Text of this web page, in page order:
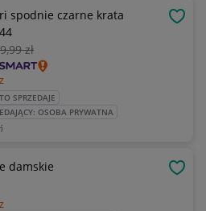
spodnie czarne krata
proste 44
,99 zł
SPRZEDAJE
OSOBA PRYWATNA
damskie